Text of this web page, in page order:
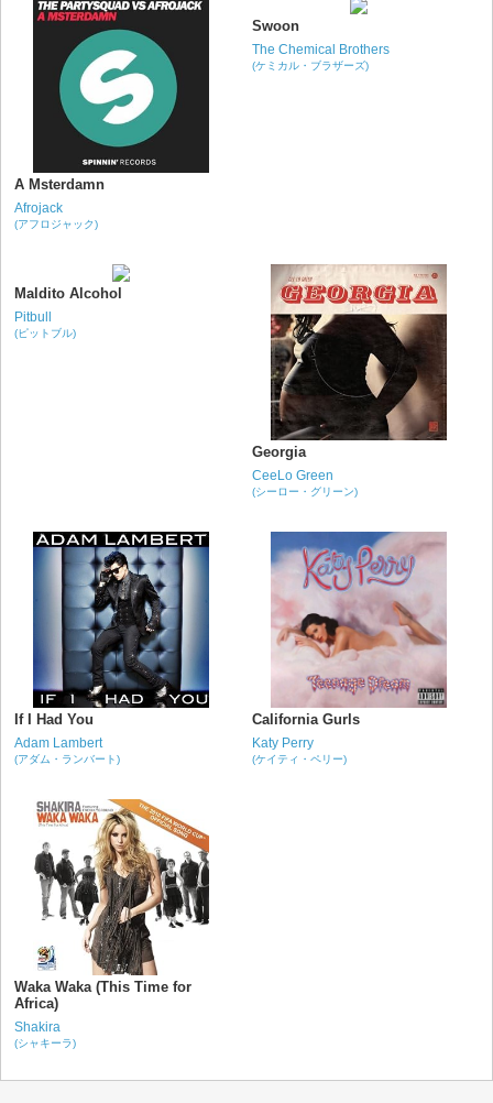
A Msterdamn
Afrojack
(アフロジャック)
Swoon
The Chemical Brothers
(ケミカル・ブラザーズ)
Maldito Alcohol
Pitbull
(ピットブル)
Georgia
CeeLo Green
(シーロー・グリーン)
If I Had You
Adam Lambert
(アダム・ランバート)
California Gurls
Katy Perry
(ケイティ・ペリー)
Waka Waka (This Time for
Africa)
Shakira
(シャキーラ)